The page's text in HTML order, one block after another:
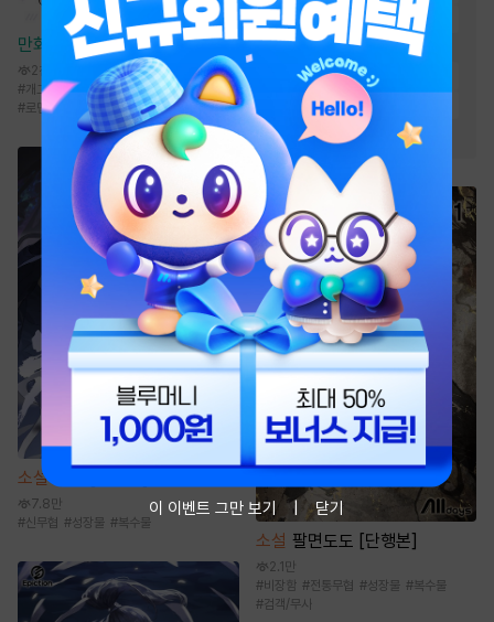
만화 귀여운 건 나다 [단행본]
2천
# 개그/코믹 #드라마 #일상 #연하남
#로맨스
소설
7.8만
#신무협 #성장물 #복수물
#회귀물 먼치킨 #환생물
#게임시스템
비장함
생존물 #유쾌함
전문직 #성장물
# 시스템 천재
소설 팔면도도 [단행본]
2.1만
#비장함 #전통무협 #성장물 #복수물
#검객/무사
이 이벤트 그만 보기 닫기